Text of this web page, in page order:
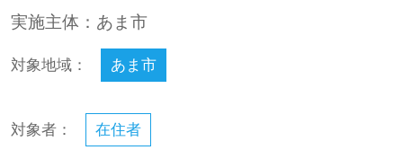
実施主体：あま市
対象地域： あま市
対象者： 在住者